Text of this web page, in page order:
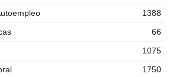
1388
66
1075
1750